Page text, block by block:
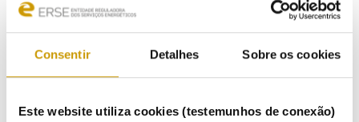
Consentir Detalhes Sobre os cookies
Este website utiliza cookies (testemunhos de conexão)
18/02/2026
transferências para o SEN de receitas dos leilões